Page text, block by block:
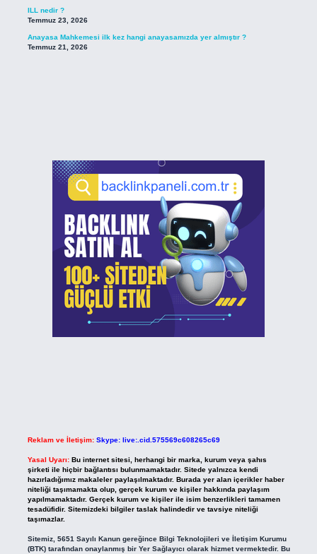
ILL nedir ?
Temmuz 23, 2026
Anayasa Mahkemesi ilk kez hangi anayasamızda yer almıştır ?
Temmuz 21, 2026
Reklam ve İletişim: Skype: live:.cid.575569c608265c69
Yasal Uyarı: Bu internet sitesi, herhangi bir marka, kurum veya şahıs
şirketi ile hiçbir bağlantısı bulunmamaktadır. Sitede yalnızca kendi
hazırladığımız makaleler paylaşılmaktadır. Burada yer alan içerikler haber
niteliği taşımamakta olup, gerçek kurum ve kişiler hakkında paylaşım
yapılmamaktadır. Gerçek kurum ve kişiler ile isim benzerlikleri tamamen
tesadüfidir. Sitemizdeki bilgiler taslak halindedir ve tavsiye niteliği
taşımazlar.
Sitemiz, 5651 Sayılı Kanun gereğince Bilgi Teknolojileri ve İletişim Kurumu
(BTK) tarafından onaylanmış bir Yer Sağlayıcı olarak hizmet vermektedir. Bu